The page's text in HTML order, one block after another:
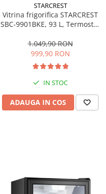
STARCREST
Vitrina frigorifica STARCREST
SBC-9901BKE, 93 L, Termostat
sticla, H 84.5 cm, Negru
1.049,90 RON
999,90 RON
IN STOC
ADAUGA IN COS